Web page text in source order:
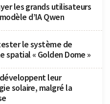
les grands utilisateurs
d’IA Qwen
le système de
spatial « Golden Dome »
leur
solaire, malgré la